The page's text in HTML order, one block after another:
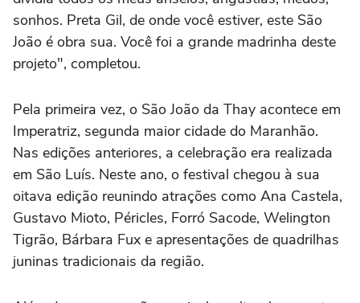
sonhos. Preta Gil, de onde você estiver, este São
João é obra sua. Você foi a grande madrinha deste
projeto", completou.
Pela primeira vez, o São João da Thay acontece em
Imperatriz, segunda maior cidade do Maranhão.
Nas edições anteriores, a celebração era realizada
em São Luís. Neste ano, o festival chegou à sua
oitava edição reunindo atrações como Ana Castela,
Gustavo Mioto, Péricles, Forró Sacode, Welington
Tigrão, Bárbara Fux e apresentações de quadrilhas
juninas tradicionais da região.